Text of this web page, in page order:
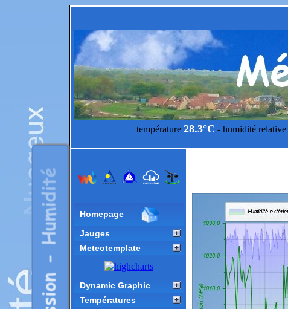
température 28.3°C - humidité relative
Homepage
Jauges
Meteotemplate
Dynamic Graphic
Températures